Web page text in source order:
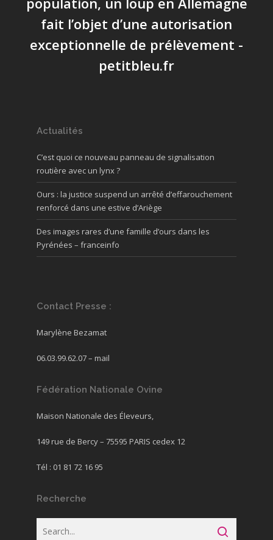
fait l’objet d’une autorisation
exceptionnelle de prélèvement -
petitbleu.fr
Actualités
C’est quoi ce nouveau panneau de signalisation
routière avec un lynx ?
Ours : la justice suspend un arrêté d’effarouchement
renforcé dans une estive d’Ariège
Des images rares d’une famille d’ours dans les
Pyrénées – franceinfo
Contact Presse :
Marylène Bezamat
06.03.99.62.07 – mail
Fédération Nationale Ovine
Maison Nationale des Éleveurs,
149 rue de Bercy – 75595 PARIS cedex 12
Tél : 01 81 72 16 95
Recherche